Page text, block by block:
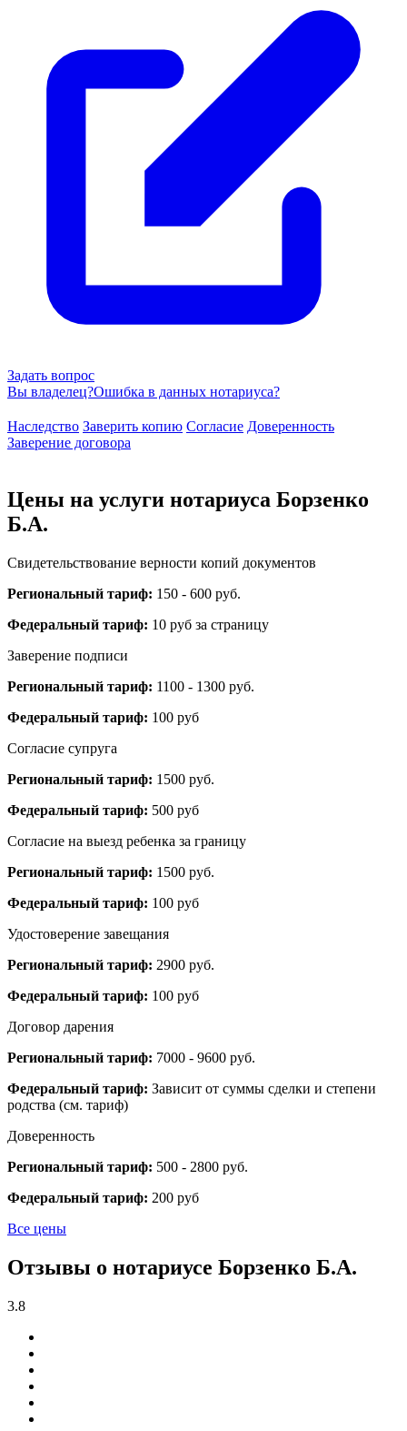
Задать вопрос
Вы владелец?Ошибка в данных нотариуса?
Наследство Заверить копию Согласие Доверенность
Заверение договора
Цены на услуги нотариуса Борзенко
Б.А.
Свидетельствование верности копий документов
Региональный тариф: 150 - 600 руб.
Федеральный тариф: 10 руб за страницу
Заверение подписи
Региональный тариф: 1100 - 1300 руб.
Федеральный тариф: 100 руб
Согласие супруга
Региональный тариф: 1500 руб.
Федеральный тариф: 500 руб
Согласие на выезд ребенка за границу
Региональный тариф: 1500 руб.
Федеральный тариф: 100 руб
Удостоверение завещания
Региональный тариф: 2900 руб.
Федеральный тариф: 100 руб
Договор дарения
Региональный тариф: 7000 - 9600 руб.
Федеральный тариф: Зависит от суммы сделки и степени
родства (см. тариф)
Доверенность
Региональный тариф: 500 - 2800 руб.
Федеральный тариф: 200 руб
Все цены
Отзывы о нотариусе Борзенко Б.А.
3.8